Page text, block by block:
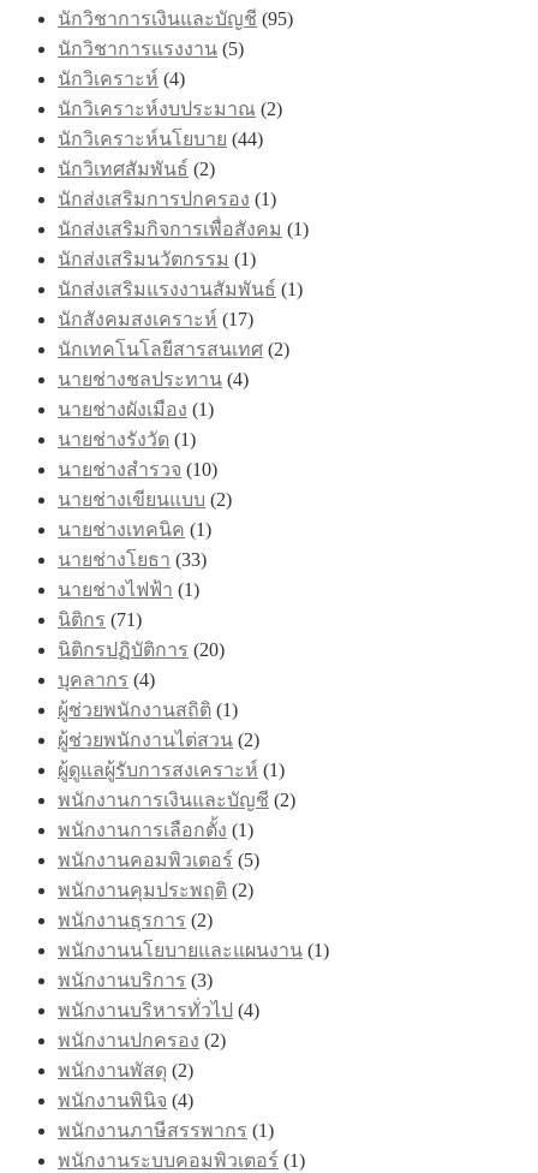
นักวิชาการเงินและบัญชี (95)
นักวิชาการแรงงาน (5)
นักวิเคราะห์ (4)
นักวิเคราะห์งบประมาณ (2)
นักวิเคราะห์นโยบาย (44)
นักวิเทศสัมพันธ์ (2)
นักส่งเสริมการปกครอง (1)
นักส่งเสริมกิจการเพื่อสังคม (1)
นักส่งเสริมนวัตกรรม (1)
นักส่งเสริมแรงงานสัมพันธ์ (1)
นักสังคมสงเคราะห์ (17)
นักเทคโนโลยีสารสนเทศ (2)
นายช่างชลประทาน (4)
นายช่างผังเมือง (1)
นายช่างรังวัด (1)
นายช่างสำรวจ (10)
นายช่างเขียนแบบ (2)
นายช่างเทคนิค (1)
นายช่างโยธา (33)
นายช่างไฟฟ้า (1)
นิติกร (71)
นิติกรปฏิบัติการ (20)
บุคลากร (4)
ผู้ช่วยพนักงานสถิติ (1)
ผู้ช่วยพนักงานไต่สวน (2)
ผู้ดูแลผู้รับการสงเคราะห์ (1)
พนักงานการเงินและบัญชี (2)
พนักงานการเลือกตั้ง (1)
พนักงานคอมพิวเตอร์ (5)
พนักงานคุมประพฤติ (2)
พนักงานธุรการ (2)
พนักงานนโยบายและแผนงาน (1)
พนักงานบริการ (3)
พนักงานบริหารทั่วไป (4)
พนักงานปกครอง (2)
พนักงานพัสดุ (2)
พนักงานพินิจ (4)
พนักงานภาษีสรรพากร (1)
พนักงานระบบคอมพิวเตอร์ (1)